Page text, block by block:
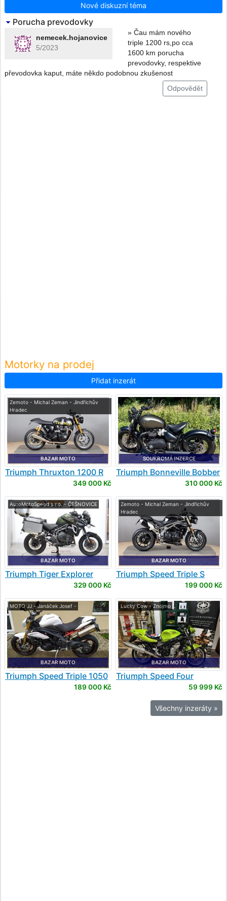
Nové diskuzní téma
Porucha prevodovky
nemecek.hojanovice
5/2023
» Čau mám nového
triple 1200 rs,po cca
1600 km porucha
prevodovky, respektive
převodovka kaput, máte někdo podobnou zkušenost
Odpovědět
Motorky na prodej
Přidat inzerát
Zemoto - Michal Zeman - Jindřichův
Hradec
BAZAR MOTO
Triumph Thruxton 1200 R
349 000 Kč
SOUKROMÁ INZERCE
Triumph Bonneville Bobber
310 000 Kč
AutoMotoSpeed s.r.o. - ČEŠNOVICE
BAZAR MOTO
Triumph Tiger Explorer
329 000 Kč
Zemoto - Michal Zeman - Jindřichův
Hradec
BAZAR MOTO
Triumph Speed Triple S
199 000 Kč
MOTO JJ - Janáček Josef -
BAZAR MOTO
Triumph Speed Triple 1050
189 000 Kč
Lucky Cow - Znojmo
BAZAR MOTO
Triumph Speed Four
59 999 Kč
Všechny inzeráty »